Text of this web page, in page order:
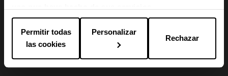
Permitir todas
las cookies
Personalizar
Rechazar
1 6